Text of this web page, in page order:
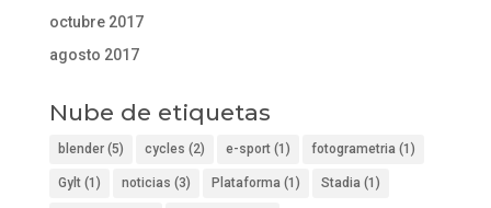
octubre 2017
agosto 2017
Nube de etiquetas
blender(5) cycles (2) e-sport(1) fotogrametria(1)
Gylt(1) noticias (3) Plataforma(1) Stadia(1)